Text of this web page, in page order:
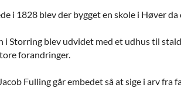
i 1828 blev der bygget en skole i Høver
i Storring blev udvidet med et udhus til
forandringer.
Fulling går embedet så at sige i arv